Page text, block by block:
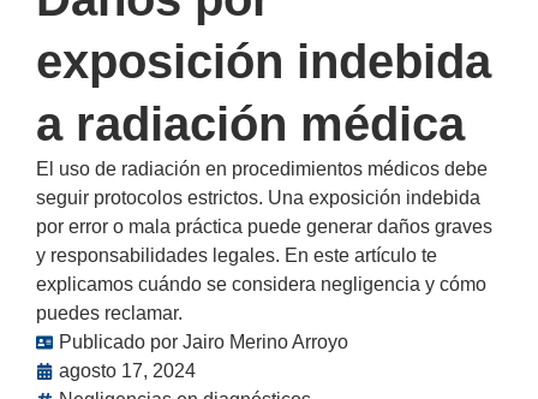
exposición indebida
a radiación médica
El uso de radiación en procedimientos médicos debe
seguir protocolos estrictos. Una exposición indebida
por error o mala práctica puede generar daños graves
y responsabilidades legales. En este artículo te
explicamos cuándo se considera negligencia y cómo
puedes reclamar.
Publicado por Jairo Merino Arroyo
agosto 17, 2024